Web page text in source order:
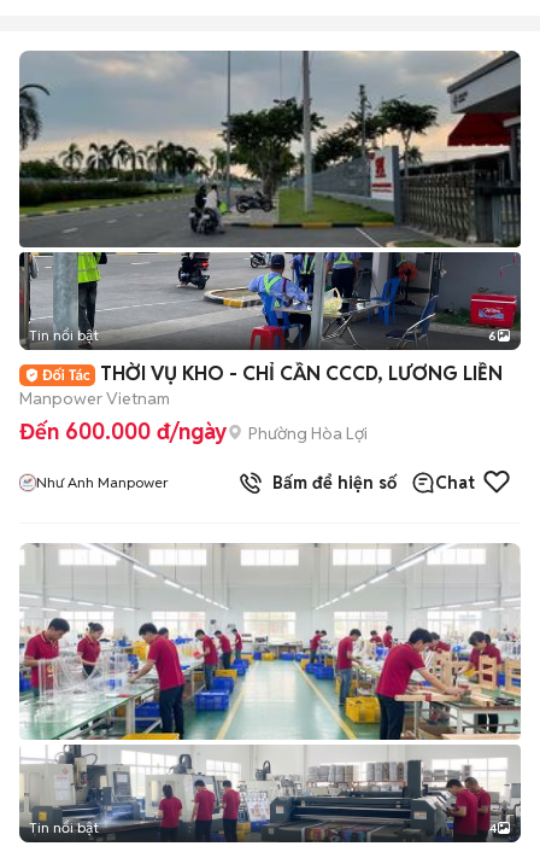
+2
Tin nổi bật 6
THỜI VỤ KHO - CHỈ CẦN CCCD, LƯƠNG LIỀN
Manpower Vietnam
Đến 600.000 đ/ngày Phường Hòa Lợi
Như Anh Manpower Bấm để hiện số Chat
Tin nổi bật 4